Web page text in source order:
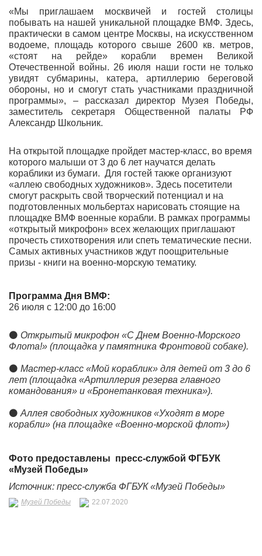
«Мы приглашаем москвичей и гостей столицы
побывать на нашей уникальной площадке ВМФ. Здесь,
практически в самом центре Москвы, на искусственном
водоеме, площадь которого свыше 2600 кв. метров,
«стоят на рейде» корабли времен Великой
Отечественной войны. 26 июля наши гости не только
увидят субмарины, катера, артиллерию береговой
обороны, но и смогут стать участниками праздничной
программы», – рассказал директор Музея Победы,
заместитель секретаря Общественной палаты РФ
Александр Школьник.
На открытой площадке пройдет мастер-класс, во время
которого малыши от 3 до 6 лет научатся делать
кораблики из бумаги. Для гостей также организуют
«аллею свободных художников». Здесь посетители
смогут раскрыть свой творческий потенциал и на
подготовленных мольбертах нарисовать стоящие на
площадке ВМФ военные корабли. В рамках программы
«открытый микрофон» всех желающих приглашают
прочесть стихотворения или спеть тематические песни.
Самых активных участников ждут поощрительные
призы - книги на военно-морскую тематику.
Программа Дня ВМФ:
26 июля с 12:00 до 16:00
⚫ Открытый микрофон «С Днем Военно-Морского
Флота!» (площадка у памятника Фронтовой собаке).
⚫ Мастер-класс «Мой кораблик» для детей от 3 до 6
лет (площадка «Артиллерия резерва главного
командования» и «Бронетанковая техника»).
⚫ Аллея свободных художников «Уходят в море
корабли» (на площадке «Военно-морской флот»)
Фото предоставлены пресс-службой ФГБУК
«Музей Победы»
Источник: пресс-служба ФГБУК «Музей Победы»
Музей Победы 22.07.2020